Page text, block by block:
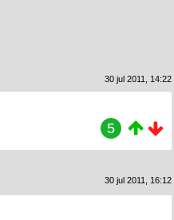
30 jul 2011, 14:22
5
30 jul 2011, 16:12